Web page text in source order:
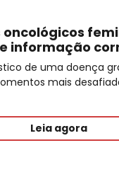
informação
de uma doença
mais
Leia agora